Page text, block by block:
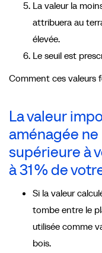
La valeur la
attribuera au
élevée.
Le seuil est
Comment ces valeurs
La valeur
aménagée
supérieure à
à 31 % de
Si la valeur
tombe entre le
utilisée comme
bois.